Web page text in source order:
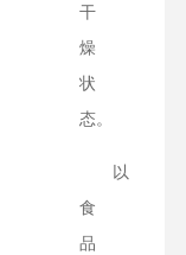
干
燥
状
态。
以
食
品